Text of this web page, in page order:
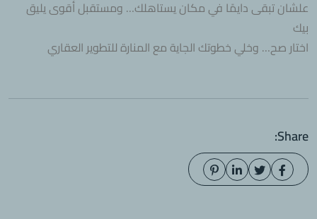
علشان تبقى دايمًا في مكان يستاهلك… ومستقبل أقوى يليق
بيك
اختار صح… وخلي خطوتك الجاية مع المنارة للتطوير العقاري
Share: